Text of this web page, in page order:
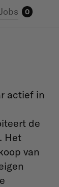
Jobs 0
actief in
de
Het
van